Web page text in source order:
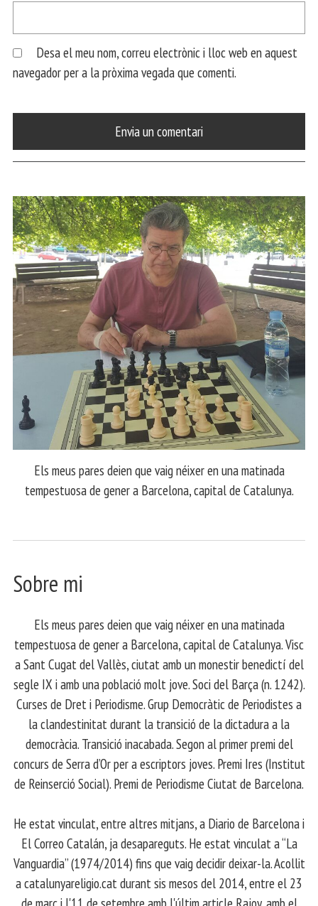
Desa el meu nom, correu electrònic i lloc web en aquest
navegador per a la pròxima vegada que comenti.
Els meus pares deien que vaig néixer en una matinada
tempestuosa de gener a Barcelona, capital de Catalunya.
Sobre mi
Els meus pares deien que vaig néixer en una matinada
tempestuosa de gener a Barcelona, capital de Catalunya. Visc
a Sant Cugat del Vallès, ciutat amb un monestir benedictí del
segle IX i amb una població molt jove. Soci del Barça (n. 1242).
Curses de Dret i Periodisme. Grup Democràtic de Periodistes a
la clandestinitat durant la transició de la dictadura a la
democràcia. Transició inacabada. Segon al primer premi del
concurs de Serra d’Or per a escriptors joves. Premi Ires (Institut
de Reinserció Social). Premi de Periodisme Ciutat de Barcelona.
​ He estat vinculat, entre altres mitjans, a Diario de Barcelona i
El Correo Catalán, ja desapareguts. He estat vinculat a “La
Vanguardia” (1974/2014) fins que vaig decidir deixar-la. Acollit
a catalunyareligio.cat durant sis mesos del 2014, entre el 23